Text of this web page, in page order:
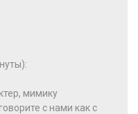
мимику
с нами как с